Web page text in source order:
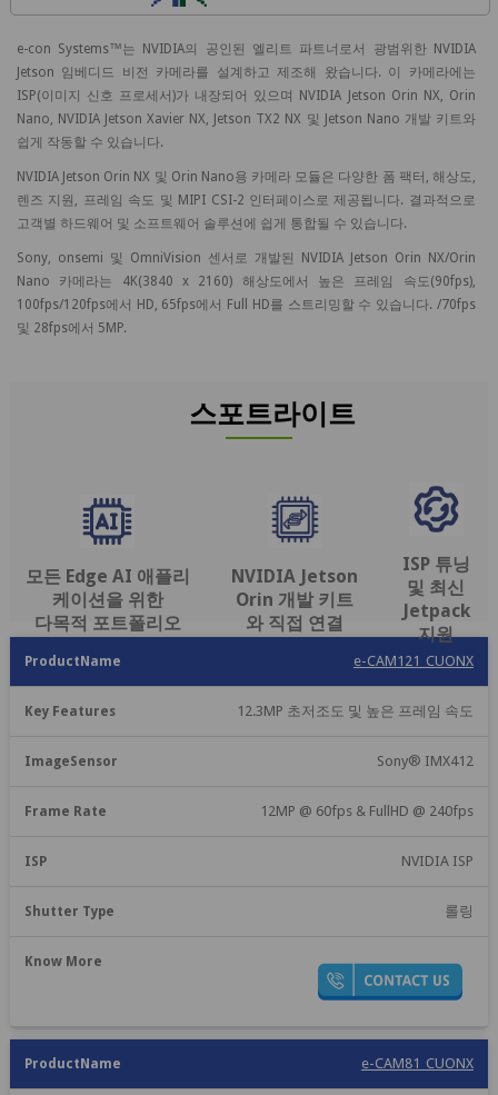
e-con Systems™는 NVIDIA의 공인된 엘리트 파트너로서 광범위한 NVIDIA
Jetson 임베디드 비전 카메라를 설계하고 제조해 왔습니다. 이 카메라에는
ISP(이미지 신호 프로세서)가 내장되어 있으며 NVIDIA Jetson Orin NX, Orin
Nano, NVIDIA Jetson Xavier NX, Jetson TX2 NX 및 Jetson Nano 개발 키트와
쉽게 작동할 수 있습니다.
NVIDIA Jetson Orin NX 및 Orin Nano용 카메라 모듈은 다양한 폼 팩터, 해상도,
렌즈 지원, 프레임 속도 및 MIPI CSI-2 인터페이스로 제공됩니다. 결과적으로
고객별 하드웨어 및 소프트웨어 솔루션에 쉽게 통합될 수 있습니다.
Sony, onsemi 및 OmniVision 센서로 개발된 NVIDIA Jetson Orin NX/Orin
Nano 카메라는 4K(3840 x 2160) 해상도에서 높은 프레임 속도(90fps),
100fps/120fps에서 HD, 65fps에서 Full HD를 스트리밍할 수 있습니다. /70fps
및 28fps에서 5MP.
스포트라이트
모든 Edge AI 애플리
케이션을 위한
다목적 포트폴리오
NVIDIA Jetson
Orin 개발 키트
와 직접 연결
ISP 튜닝
및 최신
Jetpack
지원
품
주
요
특
들
이
미
지
레
유
e-CAM121_CUONX
12.3MP 초저조도 및 높은 프레임 속도
Sony® IMX412
12MP @ 60fps & FullHD @ 240fps
NVIDIA ISP
롤링
e-CAM81_CUONX